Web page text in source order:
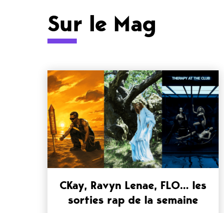
Sur le Mag
CKay, Ravyn Lenae, FLO… les
sorties rap de la semaine